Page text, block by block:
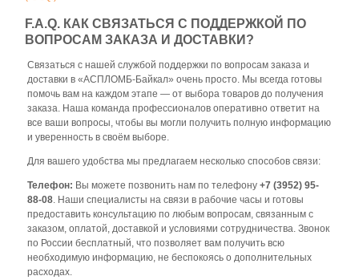
F.A.Q. КАК СВЯЗАТЬСЯ С ПОДДЕРЖКОЙ ПО
ВОПРОСАМ ЗАКАЗА И ДОСТАВКИ?
Связаться с нашей службой поддержки по вопросам заказа и
доставки в «АСПЛОМБ-Байкал» очень просто. Мы всегда готовы
помочь вам на каждом этапе — от выбора товаров до получения
заказа. Наша команда профессионалов оперативно ответит на
все ваши вопросы, чтобы вы могли получить полную информацию
и уверенность в своём выборе.
Для вашего удобства мы предлагаем несколько способов связи:
Телефон: Вы можете позвонить нам по телефону +7 (3952) 95-
88-08 . Наши специалисты на связи в рабочие часы и готовы
предоставить консультацию по любым вопросам, связанным с
заказом, оплатой, доставкой и условиями сотрудничества. Звонок
по России бесплатный, что позволяет вам получить всю
необходимую информацию, не беспокоясь о дополнительных
расходах.